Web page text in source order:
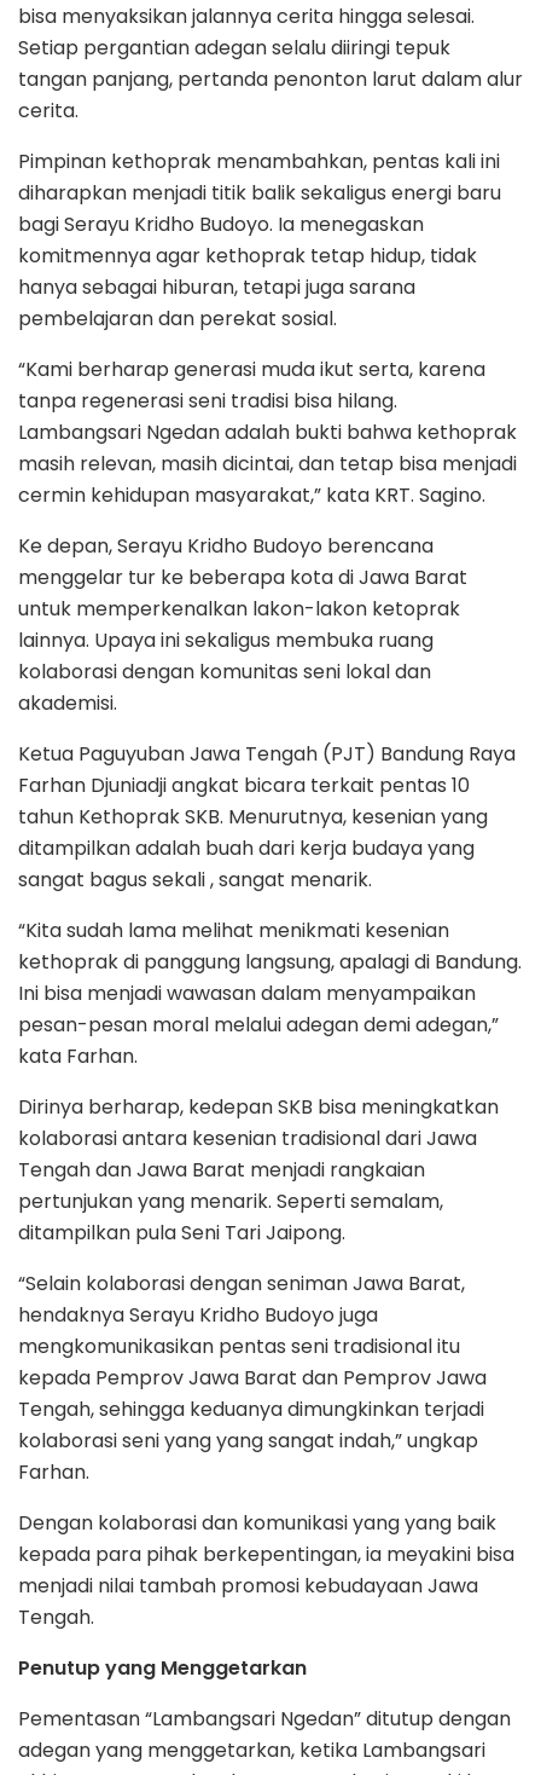
bisa menyaksikan jalannya cerita hingga selesai.
Setiap pergantian adegan selalu diiringi tepuk
tangan panjang, pertanda penonton larut dalam alur
cerita.
Pimpinan kethoprak menambahkan, pentas kali ini
diharapkan menjadi titik balik sekaligus energi baru
bagi Serayu Kridho Budoyo. Ia menegaskan
komitmennya agar kethoprak tetap hidup, tidak
hanya sebagai hiburan, tetapi juga sarana
pembelajaran dan perekat sosial.
“Kami berharap generasi muda ikut serta, karena
tanpa regenerasi seni tradisi bisa hilang.
Lambangsari Ngedan adalah bukti bahwa kethoprak
masih relevan, masih dicintai, dan tetap bisa menjadi
cermin kehidupan masyarakat,” kata KRT. Sagino.
Ke depan, Serayu Kridho Budoyo berencana
menggelar tur ke beberapa kota di Jawa Barat
untuk memperkenalkan lakon-lakon ketoprak
lainnya. Upaya ini sekaligus membuka ruang
kolaborasi dengan komunitas seni lokal dan
akademisi.
Ketua Paguyuban Jawa Tengah (PJT) Bandung Raya
Farhan Djuniadji angkat bicara terkait pentas 10
tahun Kethoprak SKB. Menurutnya, kesenian yang
ditampilkan adalah buah dari kerja budaya yang
sangat bagus sekali , sangat menarik.
“Kita sudah lama melihat menikmati kesenian
kethoprak di panggung langsung, apalagi di Bandung.
Ini bisa menjadi wawasan dalam menyampaikan
pesan-pesan moral melalui adegan demi adegan,”
kata Farhan.
Dirinya berharap, kedepan SKB bisa meningkatkan
kolaborasi antara kesenian tradisional dari Jawa
Tengah dan Jawa Barat menjadi rangkaian
pertunjukan yang menarik. Seperti semalam,
ditampilkan pula Seni Tari Jaipong.
“Selain kolaborasi dengan seniman Jawa Barat,
hendaknya Serayu Kridho Budoyo juga
mengkomunikasikan pentas seni tradisional itu
kepada Pemprov Jawa Barat dan Pemprov Jawa
Tengah, sehingga keduanya dimungkinkan terjadi
kolaborasi seni yang yang sangat indah,” ungkap
Farhan.
Dengan kolaborasi dan komunikasi yang yang baik
kepada para pihak berkepentingan, ia meyakini bisa
menjadi nilai tambah promosi kebudayaan Jawa
Tengah.
Penutup yang Menggetarkan
Pementasan “Lambangsari Ngedan” ditutup dengan
adegan yang menggetarkan, ketika Lambangsari